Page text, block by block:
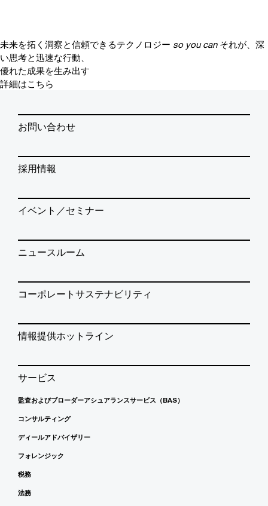
未来を拓く洞察と信頼できるテクノロジー so you can それが、深
い思考と迅速な行動、
優れた成果を生み出す
詳細はこちら
お問い合わせ
採用情報
イベント／セミナー
ニュースルーム
コーポレートサステナビリティ
情報提供ホットライン
サービス
監査およびブローダーアシュアランスサービス（BAS）
コンサルティング
ディールアドバイザリー
フォレンジック
税務
法務